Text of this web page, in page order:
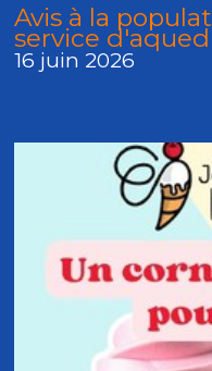
Avis à la
service
16 juin 2026